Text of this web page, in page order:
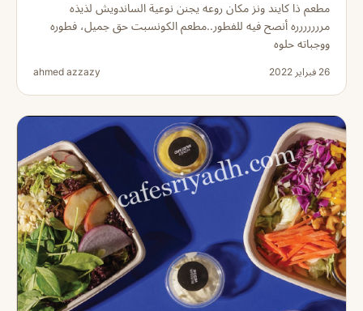
مطعم ذا كايند ونز مكان روعه يجنن نوعية الساندويش لذيذه
مررررررره أنصح فيه للفطور..مطعم الكونسبت حق جميل، فطوره
ووجباته حلوه
26 فبراير 2022 ahmed azzazy